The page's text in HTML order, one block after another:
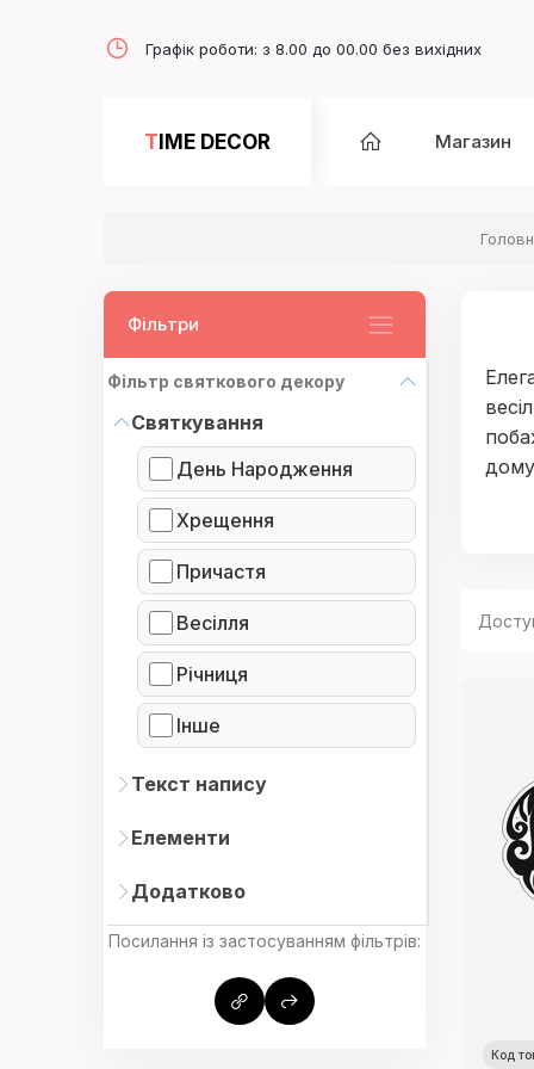
Графік роботи: з 8.00 до 00.00 без вихідних
TIME DECOR Магазин
Код
Фільтри
Фільтр святкового декору
Святкування
День Народження
Хрещення
Причастя
Весілля
Річниця
Інше
Текст напису
Елементи
Додатково
Посилання із застосуванням фільтрів: